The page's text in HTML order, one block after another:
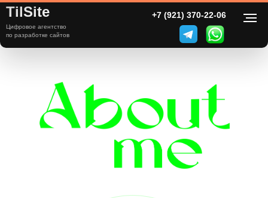
TilSite
Цифровое агентство
по разработке сайтов
+7 (921) 370-22-06